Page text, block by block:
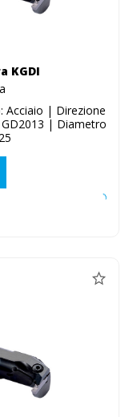
KGDI
Acciaio | Direzione
| Diametro